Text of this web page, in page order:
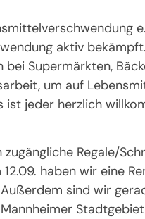
aktiv
Supermärkten,
um auf
ist jeder herzlich
Regale/
haben wir eine
sind wir